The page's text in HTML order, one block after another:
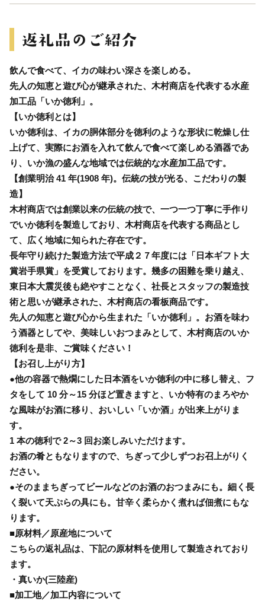
飲んで食べて、イカの味わい深さを楽しめる。
先人の知恵と遊び心が継承された、木村商店を代表する水産
加工品「いか徳利」。
【いか徳利とは】
いか徳利は、イカの胴体部分を徳利のような形状に乾燥し仕
上げて、実際にお酒を入れて飲んで食べて楽しめる酒器であ
り、いか漁の盛んな地域では伝統的な水産加工品です。
【創業明治 41 年(1908 年)。伝統の技が光る、こだわりの製
造】
木村商店では創業以来の伝統の技で、一つ一つ丁寧に手作り
でいか徳利を製造しており、木村商店を代表する商品とし
て、広く地域に知られた存在です。
長年守り続けた製造方法で平成２７年度には「日本ギフト大
賞岩手県賞」を受賞しております。幾多の困難を乗り越え、
東日本大震災後も絶やすことなく、社長とスタッフの製造技
術と思いが継承された、木村商店の看板商品です。
先人の知恵と遊び心から生まれた「いか徳利」。お酒を味わ
う酒器としてや、美味しいおつまみとして、木村商店のいか
徳利を是非、ご賞味ください！
【お召し上がり方】
●他の容器で熱燗にした日本酒をいか徳利の中に移し替え、フ
タをして 10 分～15 分ほど置きますと、いか特有のまろやか
な風味がお酒に移り、おいしい「いか酒」が出来上がりま
す。
1 本の徳利で 2～3 回お楽しみいただけます。
お酒の肴ともなりますので、ちぎって少しずつお召上がりく
ださい。
●そのままちぎってビールなどのお酒のおつまみにも。細く長
く裂いて天ぷらの具にも。甘辛く柔らかく煮れば佃煮にもな
ります。
■原材料／原産地について
こちらの返礼品は、下記の原材料を使用して製造されており
ます。
・真いか(三陸産)
■加工地／加工内容について